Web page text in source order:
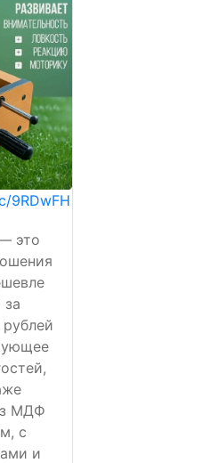
9RDwFH
это
за
МДФ
с
и